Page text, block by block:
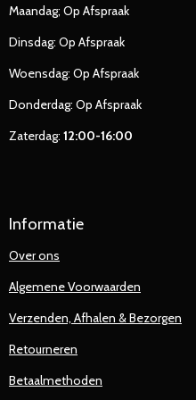
Maandag; Op Afspraak
Dinsdag: Op Afspraak
Woensdag: Op Afspraak
Donderdag: Op Afspraak
Zaterdag: 12:00-16:00
Informatie
Over ons
Algemene Voorwaarden
Verzenden, Afhalen & Bezorgen
Retourneren
Betaalmethoden